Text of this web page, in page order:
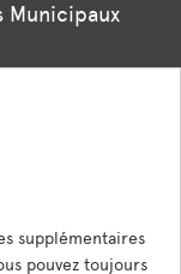
Municipaux
supplémentaires
pouvez toujours